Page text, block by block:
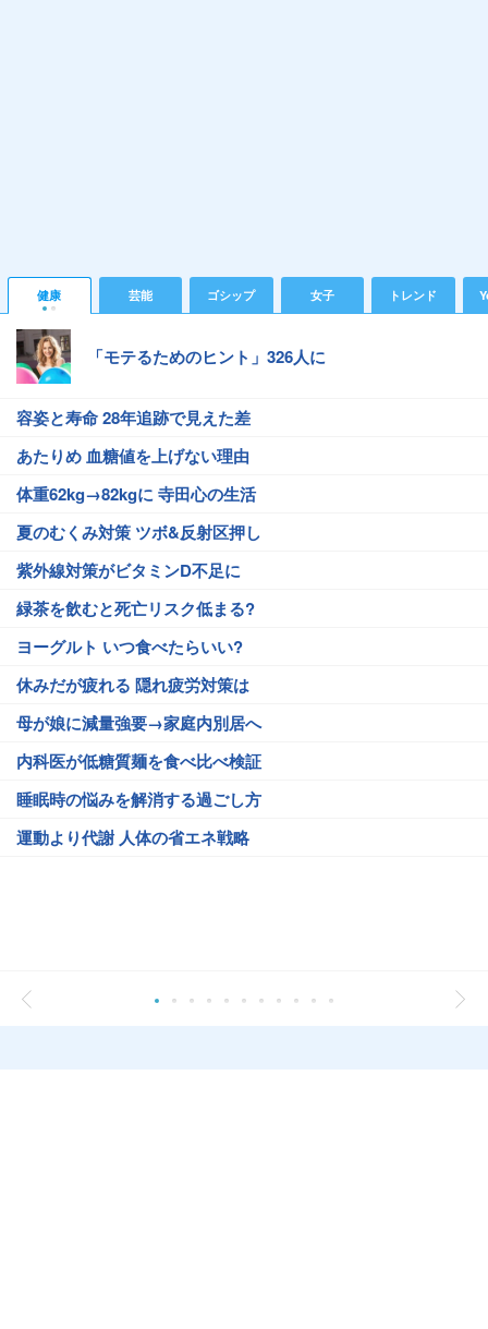
健康 芸能 ゴシップ 女子 トレンド
「モテるためのヒント」326人に
容姿と寿命 28年追跡で見えた差
あたりめ 血糖値を上げない理由
体重62kg→82kgに 寺田心の生活
夏のむくみ対策 ツボ&反射区押し
紫外線対策がビタミンD不足に
緑茶を飲むと死亡リスク低まる?
ヨーグルト いつ食べたらいい?
休みだが疲れる 隠れ疲労対策は
母が娘に減量強要→家庭内別居へ
内科医が低糖質麺を食べ比べ検証
睡眠時の悩みを解消する過ごし方
運動より代謝 人体の省エネ戦略